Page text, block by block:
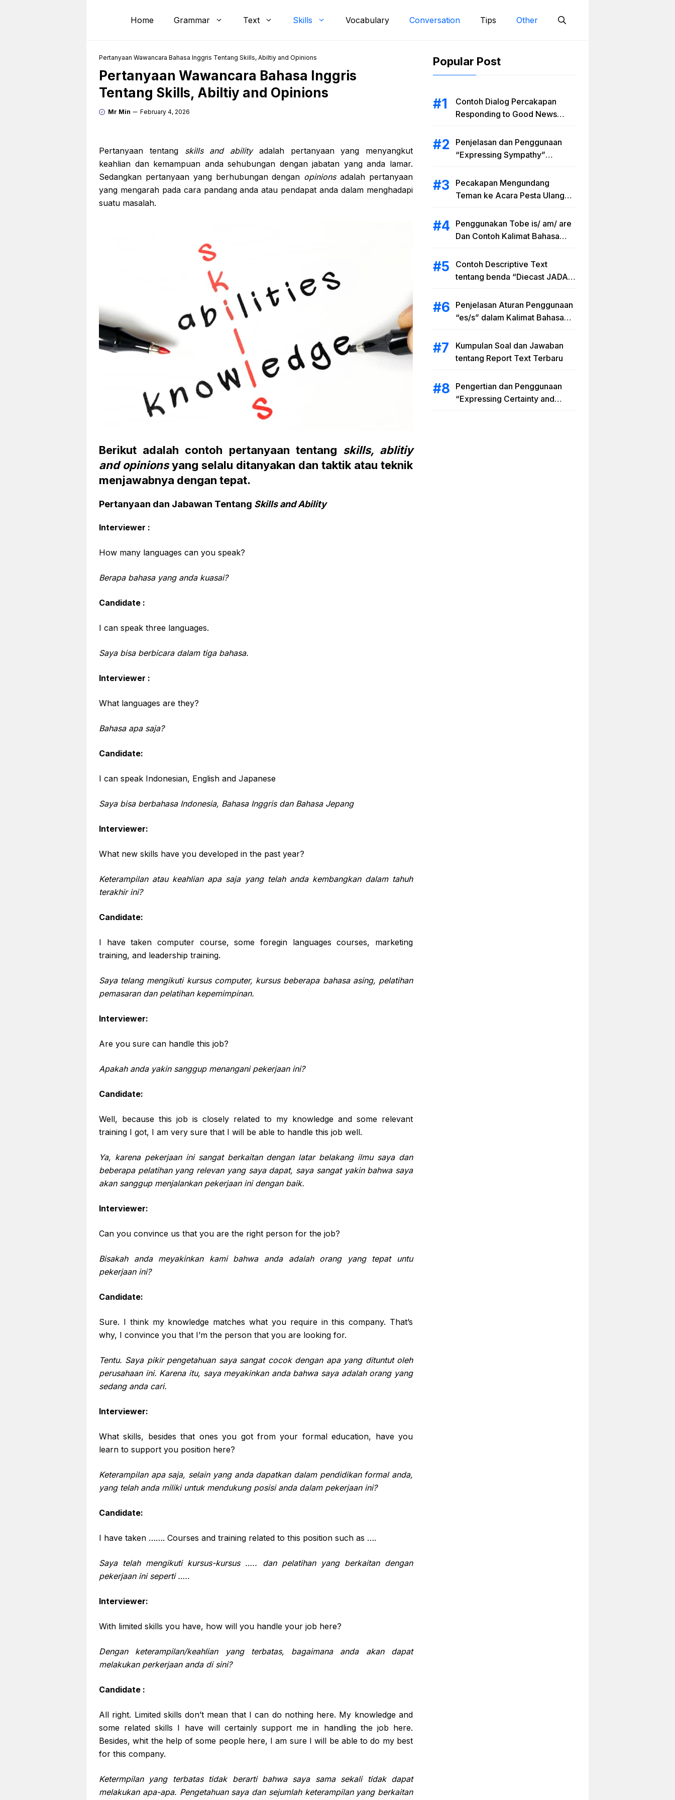
Home Grammar Text Skills Vocabulary Conversation Tips Other
Pertanyaan Wawancara Bahasa Inggris Tentang Skills, Abiltiy and Opinions
Pertanyaan Wawancara Bahasa Inggris
Tentang Skills, Abiltiy and Opinions
Mr Min February 4, 2026
Pertanyaan tentang skills and abilityadalah pertanyaan yang menyangkut
keahlian dan kemampuan anda sehubungan dengan jabatan yang anda lamar.
Sedangkan pertanyaan yang berhubungan dengan opinionsadalah pertanyaan
yang mengarah pada cara pandang anda atau pendapat anda dalam menghadapi
suatu masalah.
Berikut adalah contoh pertanyaan tentang skills, ablitiy
and opinionsyang selalu ditanyakan dan taktik atau teknik
menjawabnya dengan tepat.
Pertanyaan dan Jabawan Tentang Skills and Ability
Interviewer :
How many languages can you speak?
Berapa bahasa yang anda kuasai?
Candidate :
I can speak three languages.
Saya bisa berbicara dalam tiga bahasa.
Interviewer :
What languages are they?
Bahasa apa saja?
Candidate:
I can speak Indonesian, English and Japanese
Saya bisa berbahasa Indonesia, Bahasa Inggris dan Bahasa Jepang
Interviewer:
What new skills have you developed in the past year?
Keterampilan atau keahlian apa saja yang telah anda kembangkan dalam tahuh
terakhir ini?
Candidate:
I have taken computer course, some foregin languages courses, marketing
training, and leadership training.
Saya telang mengikuti kursus computer, kursus beberapa bahasa asing, pelatihan
pemasaran dan pelatihan kepemimpinan.
Interviewer:
Are you sure can handle this job?
Apakah anda yakin sanggup menangani pekerjaan ini?
Candidate:
Well, because this job is closely related to my knowledge and some relevant
training I got, I am very sure that I will be able to handle this job well.
Ya, karena pekerjaan ini sangat berkaitan dengan latar belakang ilmu saya dan
beberapa pelatihan yang relevan yang saya dapat, saya sangat yakin bahwa saya
akan sanggup menjalankan pekerjaan ini dengan baik.
Interviewer:
Can you convince us that you are the right person for the job?
Bisakah anda meyakinkan kami bahwa anda adalah orang yang tepat untu
pekerjaan ini?
Candidate:
Sure. I think my knowledge matches what you require in this company. That’s
why, I convince you that I’m the person that you are looking for.
Tentu. Saya pikir pengetahuan saya sangat cocok dengan apa yang dituntut oleh
perusahaan ini. Karena itu, saya meyakinkan anda bahwa saya adalah orang yang
sedang anda cari.
Interviewer:
What skills, besides that ones you got from your formal education, have you
learn to support you position here?
Keterampilan apa saja, selain yang anda dapatkan dalam pendidikan formal anda,
yang telah anda miliki untuk mendukung posisi anda dalam pekerjaan ini?
Candidate:
I have taken ……. Courses and training related to this position such as ….
Saya telah mengikuti kursus-kursus ….. dan pelatihan yang berkaitan dengan
pekerjaan ini seperti …..
Interviewer:
With limited skills you have, how will you handle your job here?
Dengan keterampilan/keahlian yang terbatas, bagaimana anda akan dapat
melakukan perkerjaan anda di sini?
Candidate :
All right. Limited skills don’t mean that I can do nothing here. My knowledge and
some related skills I have will certainly support me in handling the job here.
Besides, whit the help of some people here, I am sure I will be able to do my best
for this company.
Ketermpilan yang terbatas tidak berarti bahwa saya sama sekali tidak dapat
melakukan apa-apa. Pengetahuan saya dan sejumlah keterampilan yang berkaitan
Popular Post
Contoh Dialog Percakapan
Responding to Good News
Latihan Soal Terlengkap
Penjelasan dan Penggunaan
“Expressing Sympathy”
dan Artinya
Pecakapan Mengundang
Teman ke Acara Pesta Ulang
Dalam Bahasa Inggris
Penggunakan Tobe is/ am/ are
Dan Contoh Kalimat Bahasa
Present Tense
Contoh Descriptive Text
tentang benda “Diecast JADA –
Penjelasan Aturan Penggunaan
“es/s” dalam Kalimat Bahasa
Kumpulan Soal dan Jawaban
tentang Report Text Terbaru
Pengertian dan Penggunaan
“Expressing Certainty and